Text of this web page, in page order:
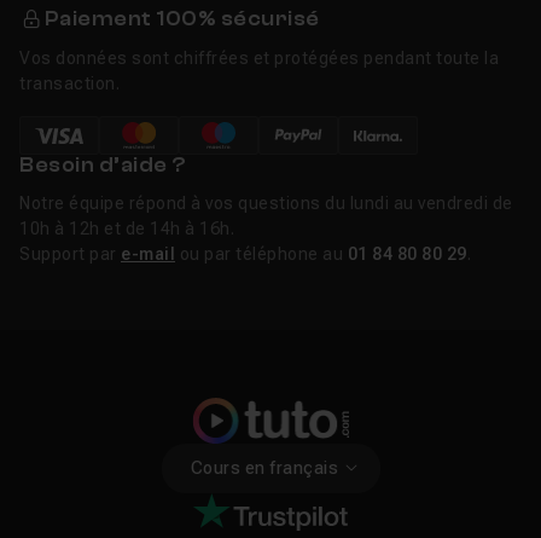
Paiement 100% sécurisé
Vos données sont chiffrées et protégées pendant toute la
transaction.
Besoin d’aide ?
Notre équipe répond à vos questions du lundi au vendredi de
10h à 12h et de 14h à 16h.
Support par e-mail ou par téléphone au 01 84 80 80 29
Cours en français